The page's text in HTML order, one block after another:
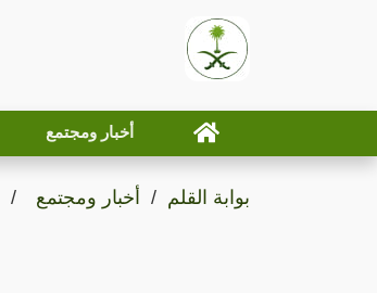
أخبار ومجتمع
بوابة القلم أخبار ومجتمع